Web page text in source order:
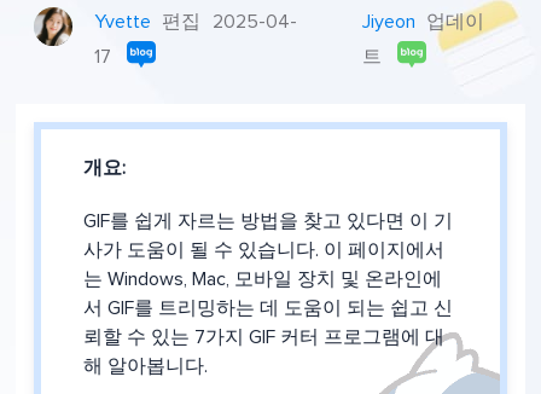
Yvette 편집
2025-04-
17
Jiyeon
업데이
트
개요:
GIF를 쉽게 자르는 방법을 찾고 있다면 이 기
사가 도움이 될 수 있습니다. 이 페이지에서
는 Windows, Mac, 모바일 장치 및 온라인에
서 GIF를 트리밍하는 데 도움이 되는 쉽고 신
뢰할 수 있는 7가지 GIF 커터 프로그램에 대
해 알아봅니다.